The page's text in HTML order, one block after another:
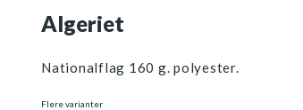
Algeriet
Nationalflag 160 g. polyester.
Flere varianter